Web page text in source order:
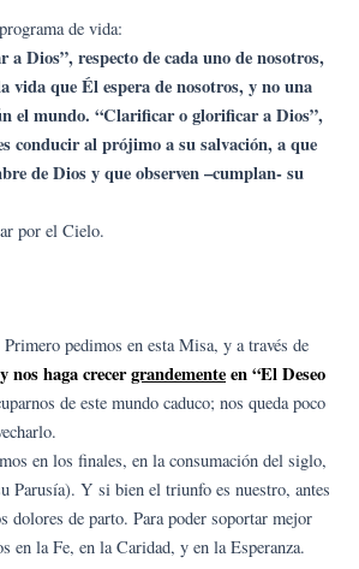
de vida:
Dios”, respecto de cada uno de nosotros,
vida que Él espera de nosotros, y no una
el mundo. “Clarificar o glorificar a Dios”,
conducir al prójimo a su salvación, a que
de Dios y que observen –cumplan- su
por el Cielo.
pedimos en esta Misa, y a través de
nos haga crecergrandementeen “El Deseo
de este mundo caduco; nos queda poco
en los finales, en la consumación del siglo,
Parusía). Y si bien el triunfo es nuestro, antes
dolores de parto. Para poder soportar mejor
en la Fe, en la Caridad, y en la Esperanza.